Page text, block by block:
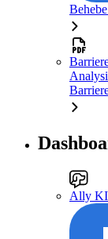
Ally